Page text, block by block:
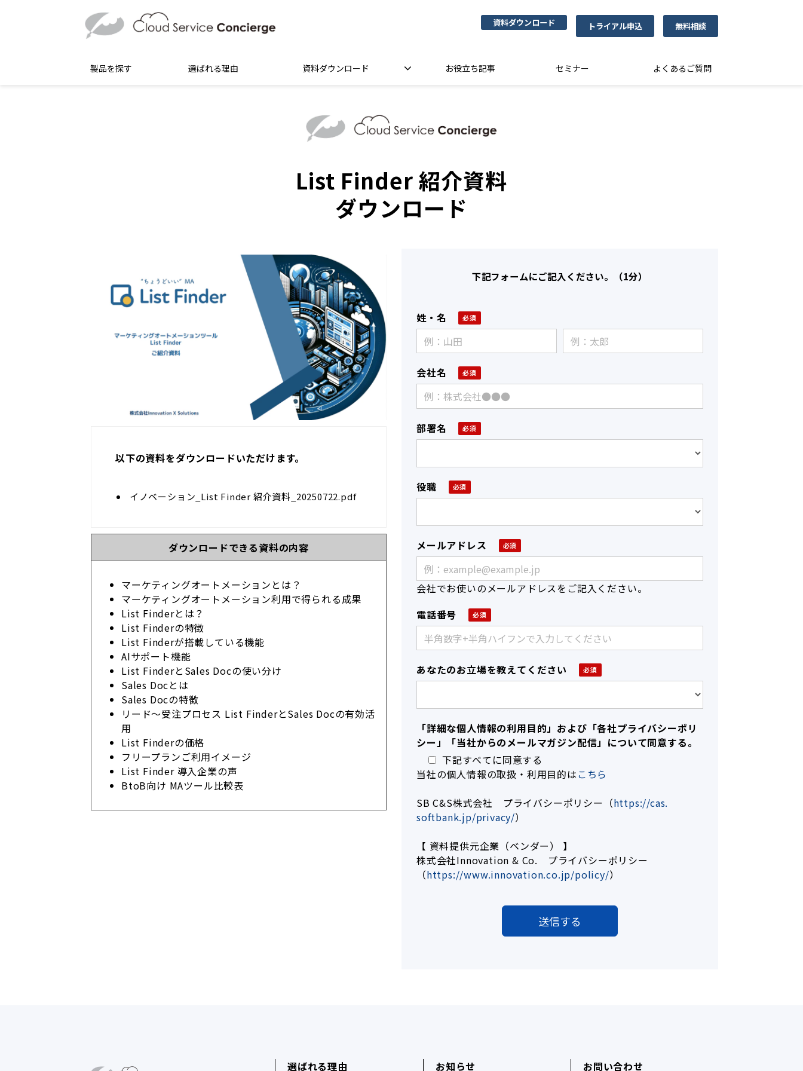
資料ダウンロード トライアル申込 無料相談
製品を探す 選ばれる理由 資料ダウンロード お役立ち記事 セミナー よくあるご質問
List Finder 紹介資料
ダウンロード
以下の資料をダウンロードいただけます。
イノベーション_List Finder 紹介資料_20250722.pdf
ダウンロードできる資料の内容
マーケティングオートメーションとは？
マーケティングオートメーション利用で得られる成果
List Finderとは？
List Finderの特徴
List Finderが搭載している機能
AIサポート機能
List FinderとSales Docの使い分け
Sales Docとは
Sales Docの特徴
リード～受注プロセス List FinderとSales Docの有効活
用
List Finderの価格
フリープランご利用イメージ
List Finder 導入企業の声
BtoB向け MAツール比較表
下記フォームにご記入ください。（1分）
姓・名
会社名
部署名
役職
メールアドレス
会社でお使いのメールアドレスをご記入ください。
電話番号
あなたのお立場を教えてください
「詳細な個人情報の利用目的」および「各社プライバシーポリ
シー」「当社からのメールマガジン配信」について同意する。
下記すべてに同意する
当社の個人情報の取扱・利用目的はこちら
SB C&S株式会社 プライバシーポリシー（https://cas.
softbank.jp/privacy/）
【 資料提供元企業（ベンダー） 】
株式会社Innovation & Co. プライバシーポリシー
（https://www.innovation.co.jp/policy/）
選ばれる理由 お知らせ お問い合わせ